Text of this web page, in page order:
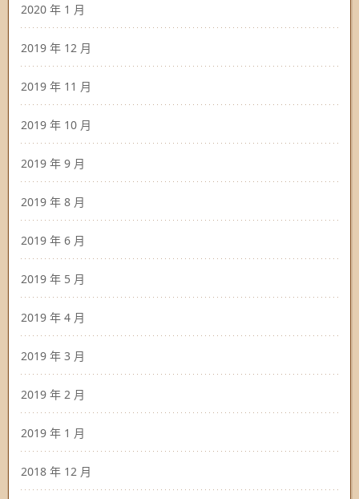
2020 年 1 月
2019 年 12 月
2019 年 11 月
2019 年 10 月
2019 年 9 月
2019 年 8 月
2019 年 6 月
2019 年 5 月
2019 年 4 月
2019 年 3 月
2019 年 2 月
2019 年 1 月
2018 年 12 月